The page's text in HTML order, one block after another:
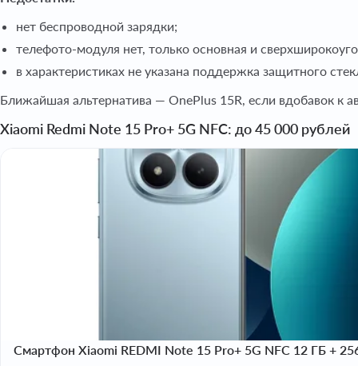
нет беспроводной зарядки;
телефото-модуля нет, только основная и
в характеристиках не указана поддержка защитного
Ближайшая альтернатива — OnePlus 15R, если вдобавок к
Xiaomi Redmi Note 15 Pro+ 5G NFC: до 45 000 рублей
Смартфон Xiaomi REDMI Note 15 Pro+ 5G NFC 12 ГБ +